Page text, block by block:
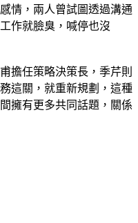
發，認為「小錢不省如何
情，兩人曾試圖透過溝通
作就臉臭，喊停也沒
擔任策略決策長，季芹則
這關，就重新規劃，這種
擁有更多共同話題，關係